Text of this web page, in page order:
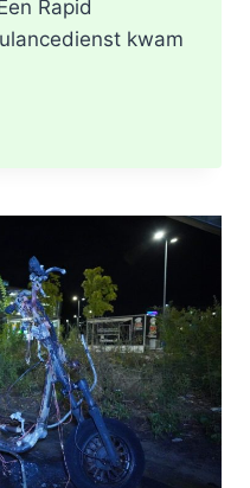
Rapid
kwam